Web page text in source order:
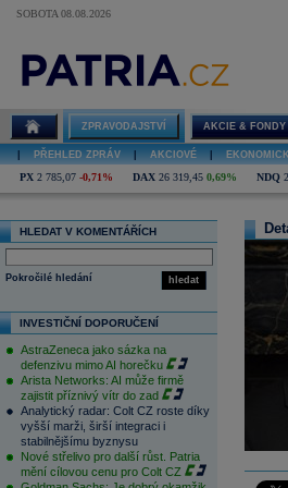
SOBOTA 08.08.2026
ZPRAVODAJSTVÍ AKCIE & FONDY
PŘEHLED ZPRÁV AKCIOVÉ
PX 2 785,07 -0,71% DAX 26 319,45 0,69% NDQ
HLEDAT V KOMENTÁŘÍCH
hledat
Pokročilé hledání
INVESTIČNÍ DOPORUČENÍ
AstraZeneca jako sázka na
defenzivu mimo AI horečku
Arista Networks: AI může firmě
zajistit příznivý vítr do zad
Analytický radar: Colt CZ roste díky
vyšší marži, širší integraci i
stabilnějšímu byznysu
Nové střelivo pro další růst. Patria
mění cílovou cenu pro Colt CZ